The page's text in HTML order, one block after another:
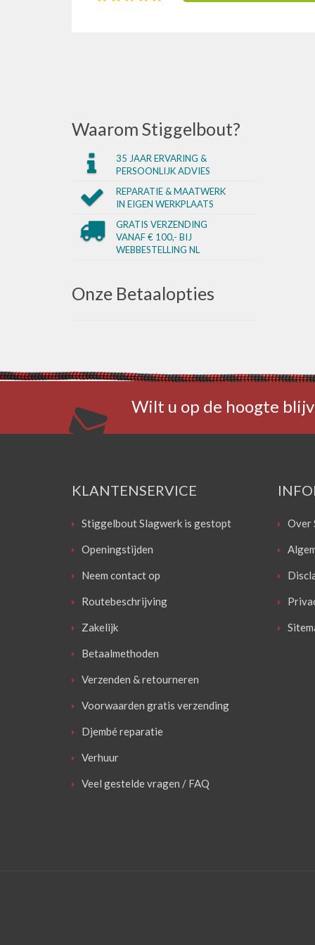
Waarom Stiggelbout?
35 JAAR ERVARING &
PERSOONLIJK ADVIES
REPARATIE & MAATWERK
IN EIGEN WERKPLAATS
GRATIS VERZENDING
VANAF € 100,- BIJ
WEBBESTELLING NL
Onze Betaalopties
Wilt u op de hoogte
KLANTENSERVICE
Stiggelbout Slagwerk is gestopt
Openingstijden
Neem contact op
Routebeschrijving
Zakelijk
Betaalmethoden
Verzenden & retourneren
Voorwaarden gratis verzending
Djembé reparatie
Verhuur
Veel gestelde vragen / FAQ
Over